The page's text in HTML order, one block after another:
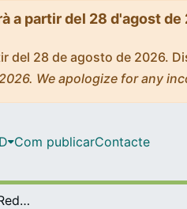
a partir del 28 d'agost
del 28 de agosto de 2026.
We apologize for any
Com publicarContacte
Atomic Properties & Red Laser System for a Sr-Based Rydberg Quantum Simulator